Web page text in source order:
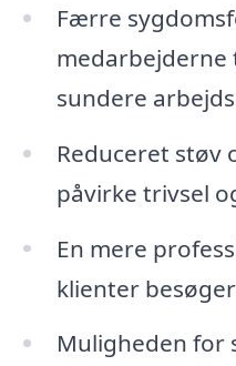
Færre
sundere
Reduceret støv
påvirke trivsel
En mere
klienter
Muligheden for